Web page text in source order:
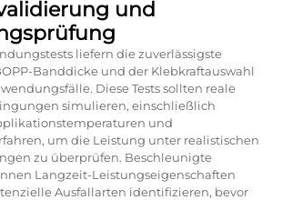
und
liefern die zuverlässigste
Banddicke und der Klebkraftauswahl
Diese Tests sollten reale
simulieren, einschließlich
und
um die Leistung unter realistischen
zu überprüfen. Beschleunigte
Langzeit-Leistungseigenschaften
Ausfallarten identifizieren, bevor